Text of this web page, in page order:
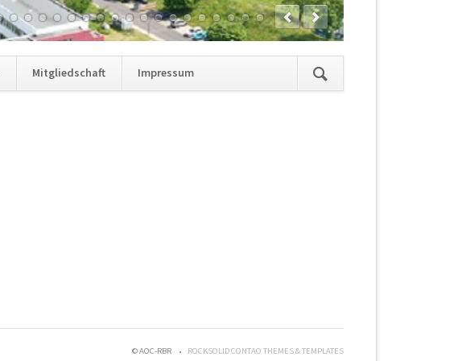
überspringen
Mitgliedschaft Impressum
© AOC-RBR ROCKSOLID CONTAO THEMES & TEMPLATES